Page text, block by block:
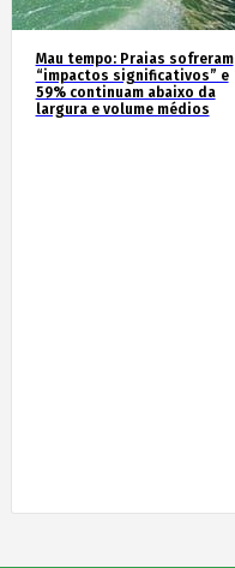
Mau tempo: Praias sofreram
“impactos significativos” e
59% continuam abaixo da
largura e volume médios